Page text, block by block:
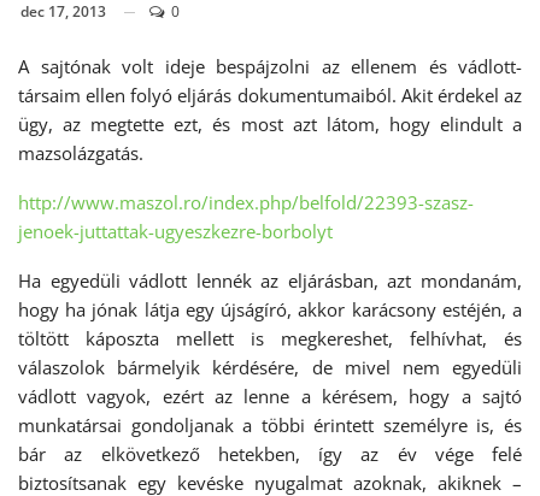
dec 17, 2013 0
A sajtónak volt ideje bespájzolni az ellenem és vádlott-
társaim ellen folyó eljárás dokumentumaiból. Akit érdekel az
ügy, az megtette ezt, és most azt látom, hogy elindult a
mazsolázgatás.
http://www.maszol.ro/index.php/belfold/22393-szasz-
jenoek-juttattak-ugyeszkezre-borbolyt
Ha egyedüli vádlott lennék az eljárásban, azt mondanám,
hogy ha jónak látja egy újságíró, akkor karácsony estéjén, a
töltött káposzta mellett is megkereshet, felhívhat, és
válaszolok bármelyik kérdésére, de mivel nem egyedüli
vádlott vagyok, ezért az lenne a kérésem, hogy a sajtó
munkatársai gondoljanak a többi érintett személyre is, és
bár az elkövetkező hetekben, így az év vége felé
biztosítsanak egy kevéske nyugalmat azoknak, akiknek –